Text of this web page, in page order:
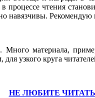
чтения
навязчивы.
Много материала,
узкого круга
НЕ ЛЮБИТЕ